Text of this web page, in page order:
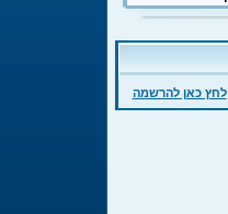
לחץ כאן להרשמה